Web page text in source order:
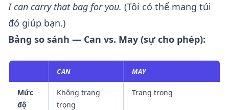
I can carry that bag for you. (Tôi có thể mang túi
đó giúp bạn.)
Bảng so sánh — Can vs. May (sự cho phép):
CAN MAY
Mức
độ
Không trang
trọng
Trang trọng